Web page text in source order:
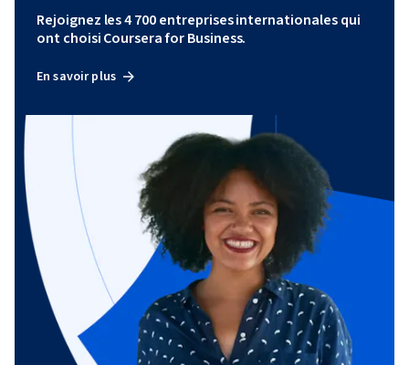
Rejoignez les 4 700 entreprises internationales qui
ont choisi Coursera for Business.
En savoir plus